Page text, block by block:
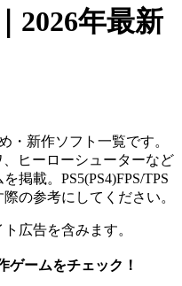
2026年最新
・新作ソフト一覧です。
ヒーローシューターなど
掲載。PS5(PS4)FPS/TPS
の参考にしてください。
広告を含みます。
ゲームをチェック！